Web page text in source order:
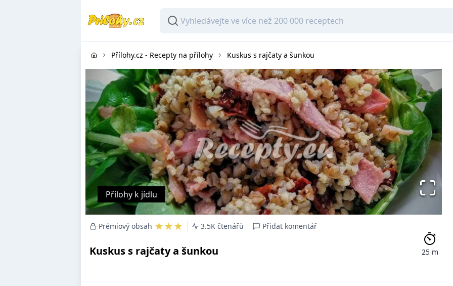
Přílohy.cz - Recepty na přílohy Kuskus s rajčaty a šunkou
Přílohy k jídlu
Prémiový obsah ★★★ 3.5K čtenářů Přidat komentář
Kuskus s rajčaty a šunkou 25 m